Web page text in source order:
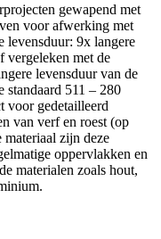
gewapend met
voor afwerking met
levensduur: 9x langere
vergeleken met de
levensduur van de
standaard 511 – 280
voor gedetailleerd
van verf en roest (op
zijn deze
oppervlakken en
materialen zoals hout,